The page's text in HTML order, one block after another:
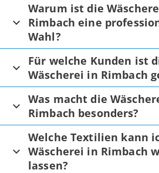
Warum ist die
Rimbach eine
Wahl?
Für welche Kunden ist
Wäscherei in Rimbach
Was macht die
Rimbach besonders?
Welche Textilien kann
Wäscherei in Rimbach
lassen?